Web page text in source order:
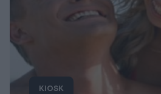
KIOSK